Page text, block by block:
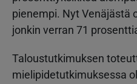
pienempi. Nyt Venäjästä
jonkin verran 71
Taloustutkimuksen
mielipidetutkimuksessa